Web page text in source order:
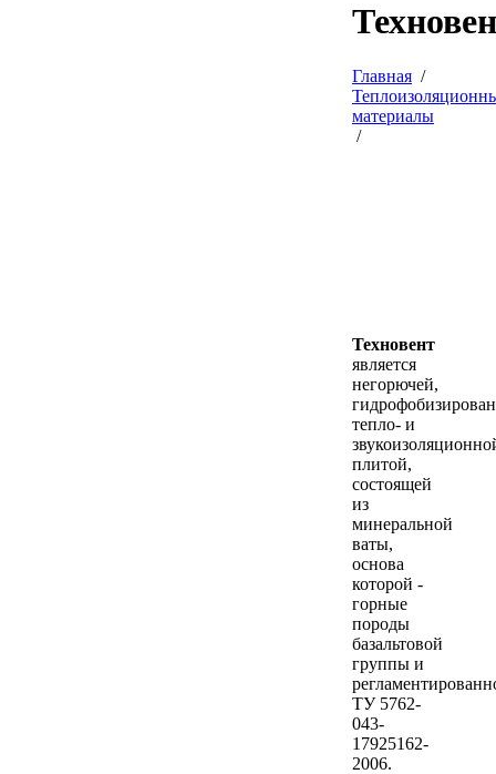
Главная /
материалы
/
Техновент
является
негорючей,
тепло- и
плитой,
состоящей
из
минеральной
ваты,
основа
которой -
горные
породы
базальтовой
группы и
ТУ 5762-
043-
17925162-
2006.